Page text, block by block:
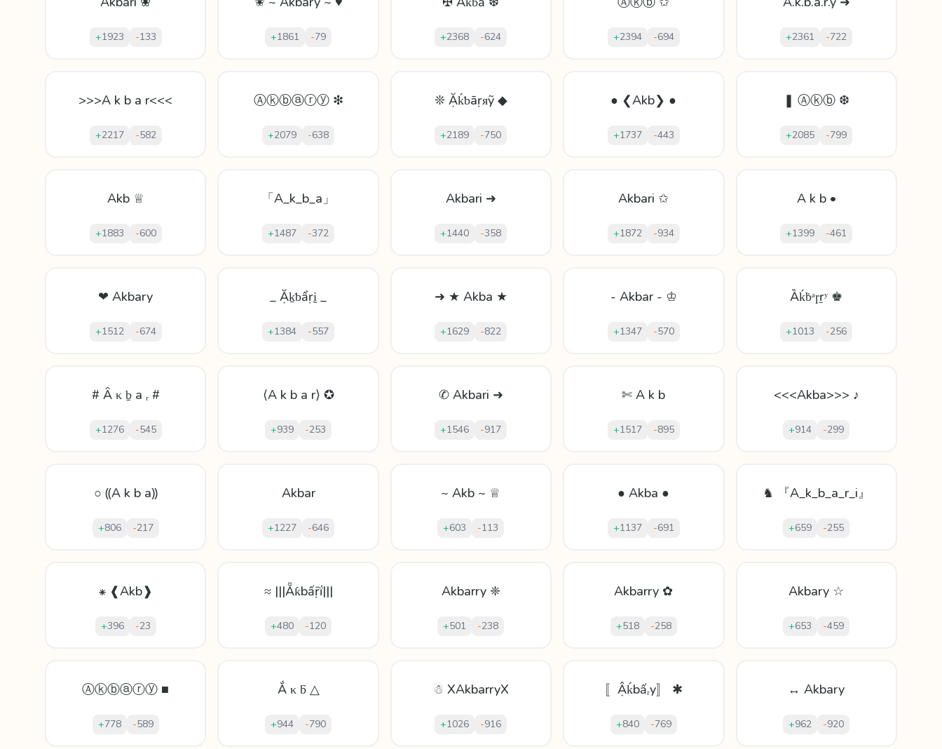
+1923 -133 +1861 -79 +2368 -624 +2394 -694 +2361 -722
>>>A k b a r<<<
+2217 -582
Ⓐⓚⓑⓐⓡⓨ ❇
+2079 -638
❊ Ặḱƅāṛᴙỹ ◆
+2189 -750
● ❮Akb❯ ●
+1737 -443
❚ Ⓐⓚⓑ ❆
+2085 -799
Akb ♕
+1883 -600
「A_k_b_a」
+1487 -372
Akbari ➜
+1440 -358
Akbari ✩
+1872 -934
A k b •
+1399 -461
❤ Akbary
+1512 -674
_ Ặḵƅẩṛḭ _
+1384 -557
➜ ★ Akba ★
+1629 -822
- Akbar - ♔
+1347 -570
Ȁḱḃᵃɼṟʸ ♚
+1013 -256
# Ȃ κ ḇ a ᵣ #
+1276 -545
⟨A k b a r⟩ ✪
+939 -253
✆ Akbari ➜
+1546 -917
✄ A k b
+1517 -895
<<<Akba>>> ♪
+914 -299
○ ⸨A k b a⸩
+806 -217
Akbar
+1227 -646
~ Akb ~ ♕
+603 -113
● Akba ●
+1137 -691
♞ 『A_k_b_a_r_i』
+659 -255
⁕ ❰Akb❱
+396 -23
≈ |||Ẵƙbấṝḯ|||
+480 -120
Akbarry ❈
+501 -238
Akbarry ✿
+518 -258
Akbary ☆
+653 -459
Ⓐⓚⓑⓐⓡⓨ ■
+778 -589
Ắ κ ƃ △
+944 -790
☃ XAkbarryX
+1026 -916
〚Ậḱbấᵣy〛 ✱
+840 -769
↔ Akbary
+962 -920